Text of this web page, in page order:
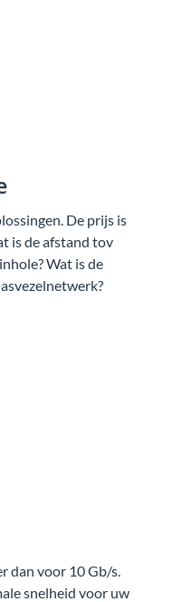
De prijs is
is de afstand tov
Wat is de
dan voor 10 Gb/s.
snelheid voor uw